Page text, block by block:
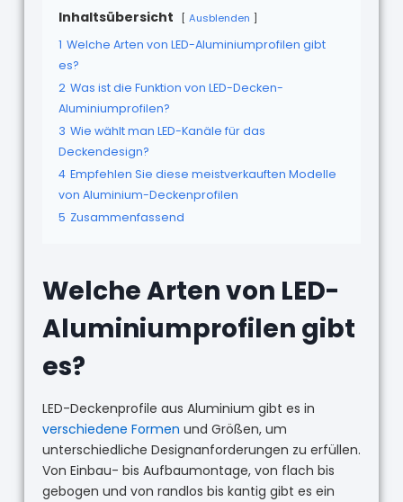
Inhaltsübersicht Ausblenden
1 Welche Arten von LED-Aluminiumprofilen gibt
es?
2 Was ist die Funktion von LED-Decken-
Aluminiumprofilen?
3 Wie wählt man LED-Kanäle für das
Deckendesign?
4 Empfehlen Sie diese meistverkauften Modelle
von Aluminium-Deckenprofilen
5 Zusammenfassend
Welche Arten von LED-
Aluminiumprofilen gibt
es?
LED-Deckenprofile aus Aluminium gibt es in
verschiedene Formen und Größen, um
unterschiedliche Designanforderungen zu erfüllen.
Von Einbau- bis Aufbaumontage, von flach bis
gebogen und von randlos bis kantig gibt es ein